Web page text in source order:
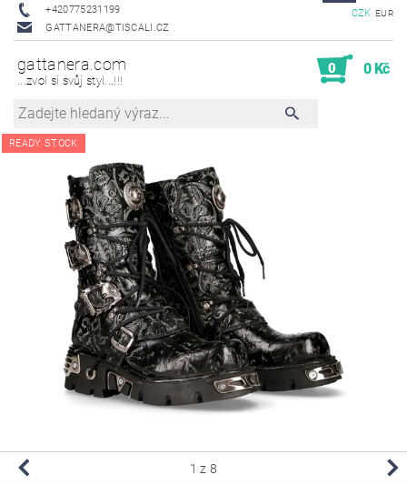
+420775231199
GATTANERA@TISCALI.CZ
CZK EUR
gattanera.com
...zvol si svůj styl...!!!
0 0 Kč
READY STOCK
1 z 8